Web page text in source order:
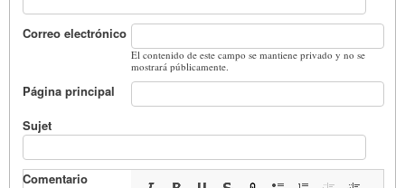
Correo electrónico
El contenido de este campo se mantiene privado y no se
mostrará públicamente.
Página principal
Sujet
Comentario